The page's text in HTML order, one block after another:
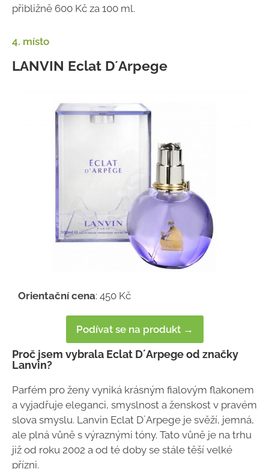
přibližně 600 Kč za 100 ml.
4. místo
LANVIN Eclat D´Arpege
Orientační cena: 450 Kč
Podívat se na produkt →
Proč jsem vybrala Eclat D´Arpege od značky
Lanvin?
Parfém pro ženy vyniká krásným fialovým flakonem
a vyjadřuje eleganci, smyslnost a ženskost v pravém
slova smyslu. Lanvin Eclat D´Arpege je svěží, jemná,
ale plná vůně s výraznými tóny. Tato vůně je na trhu
již od roku 2002 a od té doby se stále těší velké
přízni.